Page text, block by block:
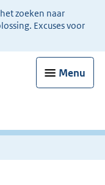
zoeken naar
Excuses voor
Menu